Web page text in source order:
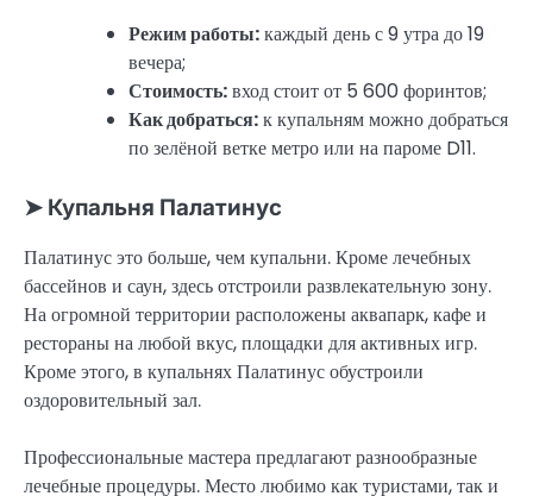
Режим работы:каждый день с 9 утра до 19
вечера;
Стоимость:вход стоит от 5 600 форинтов;
Как добраться:к купальням можно добраться
по зелёной ветке метро или на пароме D11.
➤ Купальня Палатинус
Палатинус это больше, чем купальни. Кроме лечебных
бассейнов и саун, здесь отстроили развлекательную зону.
На огромной территории расположены аквапарк, кафе и
рестораны на любой вкус, площадки для активных игр.
Кроме этого, в купальнях Палатинус обустроили
оздоровительный зал.
Профессиональные мастера предлагают разнообразные
лечебные процедуры. Место любимо как туристами, так и